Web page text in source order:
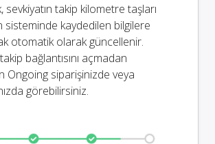
sevkiyatın takip kilometre taşları
sisteminde kaydedilen bilgilere
otomatik olarak güncellenir.
bağlantısını açmadan
Ongoing siparişinizde veya
görebilirsiniz.